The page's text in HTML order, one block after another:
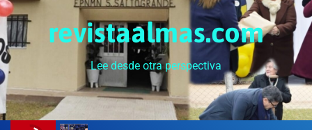
revistaalmas.com
Lee desde otra perspectiva